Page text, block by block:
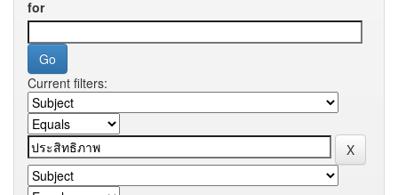
for
Current filters: